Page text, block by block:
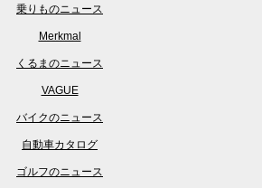
乗りものニュース
Merkmal
くるまのニュース
VAGUE
バイクのニュース
自動車カタログ
ゴルフのニュース